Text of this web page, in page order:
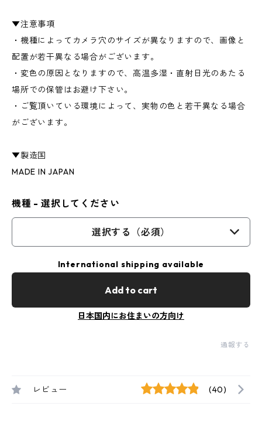
▼注意事項
・機種によってカメラ穴のサイズが異なりますので、画像と
配置が若干異なる場合がございます。
・変色の原因となりますので、高温多湿・直射日光のあたる
場所での保管はお避け下さい。
・ご覧頂いている環境によって、実物の色と若干異なる場合
がございます。
▼製造国
MADE IN JAPAN
機種 - 選択してください
選択する（必須）
International shipping available
Add to cart
日本国内にお住まいの方向け
通報する
レビュー (40)